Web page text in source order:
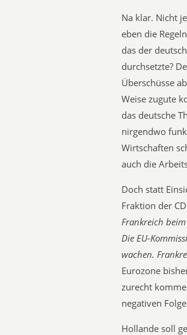
Na klar. Nicht
eben die
das der
durchsetzte?
Überschüsse
Weise zugute
das deutsche
nirgendwo
Wirtschaften
auch die
Doch statt
Fraktion der
Frankreich
Die EU-
wachen.
Eurozone
zurecht
negativen
Hollande soll